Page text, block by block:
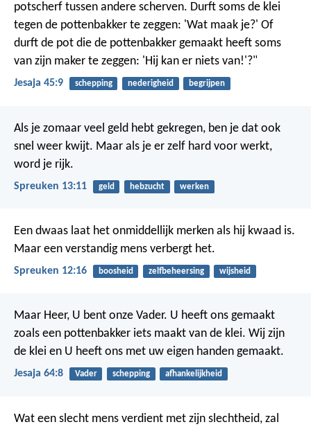
potscherf tussen andere scherven. Durft soms de klei
tegen de pottenbakker te zeggen: 'Wat maak je?' Of
durft de pot die de pottenbakker gemaakt heeft soms
van zijn maker te zeggen: 'Hij kan er niets van!'?"
Jesaja 45:9 schepping nederigheid begrijpen
Als je zomaar veel geld hebt gekregen, ben je dat ook
snel weer kwijt. Maar als je er zelf hard voor werkt,
word je rijk.
Spreuken 13:11 geld hebzucht werken
Een dwaas laat het onmiddellijk merken als hij kwaad is.
Maar een verstandig mens verbergt het.
Spreuken 12:16 boosheid zelfbeheersing wijsheid
Maar Heer, U bent onze Vader. U heeft ons gemaakt
zoals een pottenbakker iets maakt van de klei. Wij zijn
de klei en U heeft ons met uw eigen handen gemaakt.
Jesaja 64:8 Vader schepping afhankelijkheid
Wat een slecht mens verdient met zijn slechtheid, zal